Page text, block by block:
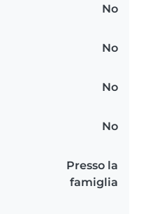
No
No
No
No
Presso la
famiglia